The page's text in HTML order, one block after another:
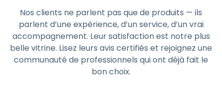
Nos clients ne parlent pas que de produits — ils
parlent d’une expérience, d’un service, d’un vrai
accompagnement. Leur satisfaction est notre plus
belle vitrine. Lisez leurs avis certifiés et rejoignez une
communauté de professionnels qui ont déjà fait le
bon choix.